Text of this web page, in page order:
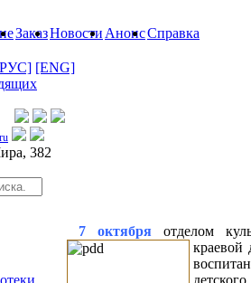
ЗаказНовости АнонсСправка
[ENG]
382
7 октября отделом